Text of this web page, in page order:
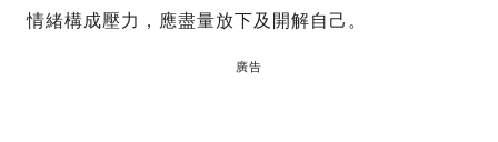
情緒構成壓力，應盡量放下及開解自己。
廣告